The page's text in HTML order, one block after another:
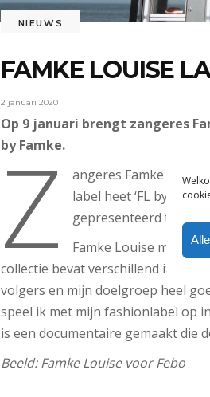
NIEUWS
FAMKE LOUISE
2 januari 2020
Op 9 januari brengt zangeres
by Famke.
Z angeres Famke
label heet ‘FL by
gepresenteerd tijdens
Famke Louise
collectie bevat verschillend items
volgers en mijn doelgroep heel
speel ik met mijn fashionlabel op
is een documentaire gemaakt die
Beeld: Famke Louise voor Febo